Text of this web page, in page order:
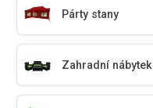
Párty stany
Zahradní nábytek